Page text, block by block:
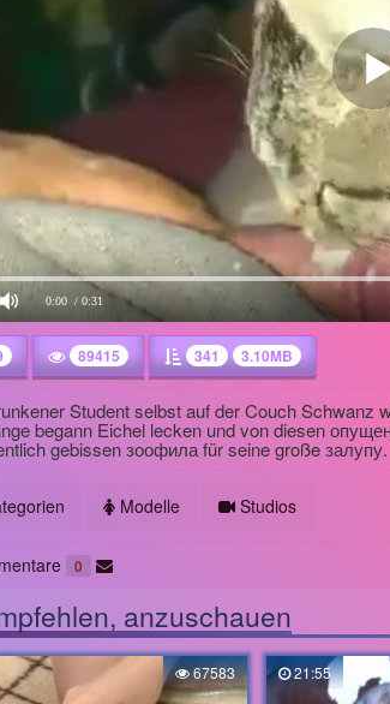
0:00 / 0:31
89415 341 3.10MB
Student selbst auf der Couch Schwanz
begann Eichel lecken und von diesen
gebissen зоофила für seine große залупу.
Modelle Studios
0
anzuschauen
67583 21:55